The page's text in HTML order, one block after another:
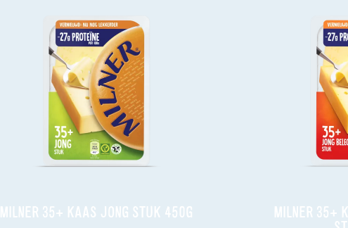
MILNER 35+ KAAS JONG STUK 450G
MILNER 35+